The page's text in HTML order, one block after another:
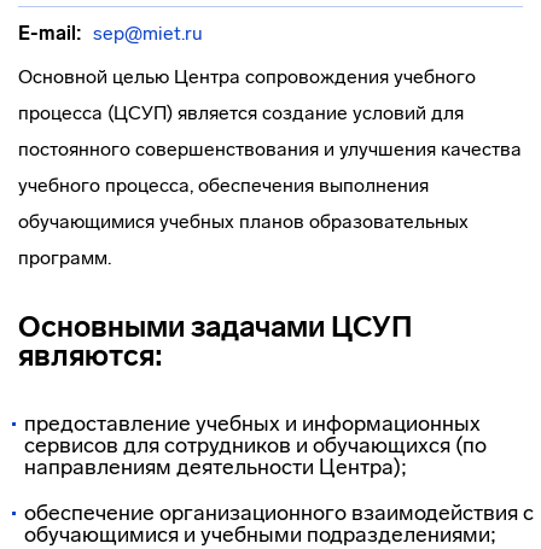
E-mail: sep@miet.ru
Основной целью Центра сопровождения учебного
процесса (ЦСУП) является создание условий для
постоянного совершенствования и улучшения качества
учебного процесса, обеспечения выполнения
обучающимися учебных планов образовательных
программ.
Основными задачами ЦСУП
являются:
предоставление учебных и информационных
сервисов для сотрудников и обучающихся (по
направлениям деятельности Центра);
обеспечение организационного взаимодействия с
обучающимися и учебными подразделениями;